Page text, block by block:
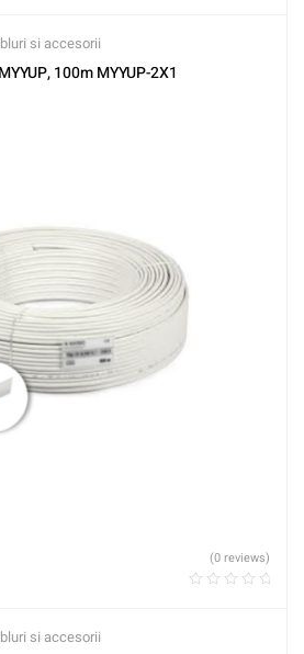
si accesorii
100m MYYUP-2X1
(0 reviews)
si accesorii